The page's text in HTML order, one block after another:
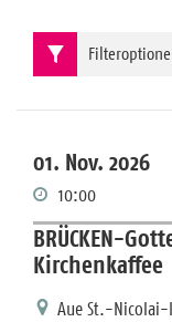
01. Nov. 2026
10:00
BRÜCKEN-
Kirchenkaffee
Aue St.-Nicolai-